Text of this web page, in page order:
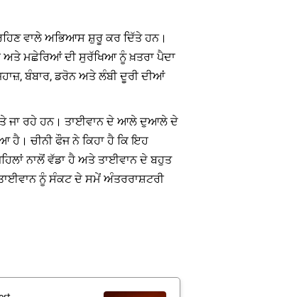
ਵਾਲੇ ਅਭਿਆਸ ਸ਼ੁਰੂ ਕਰ ਦਿੱਤੇ ਹਨ।
ਅਤੇ ਮਛੇਰਿਆਂ ਦੀ ਸੁਰੱਖਿਆ ਨੂੰ ਖ਼ਤਰਾ ਪੈਦਾ
ਬੰਬਾਰ, ਡਰੋਨ ਅਤੇ ਲੰਬੀ ਦੂਰੀ ਦੀਆਂ
ਜਾ ਰਹੇ ਹਨ। ਤਾਈਵਾਨ ਦੇ ਆਲੇ ਦੁਆਲੇ ਦੇ
ਹੈ। ਚੀਨੀ ਫੌਜ ਨੇ ਕਿਹਾ ਹੈ ਕਿ ਇਹ
ਨਾਲੋਂ ਵੱਡਾ ਹੈ ਅਤੇ ਤਾਈਵਾਨ ਦੇ ਬਹੁਤ
ਨੂੰ ਸੰਕਟ ਦੇ ਸਮੇਂ ਅੰਤਰਰਾਸ਼ਟਰੀ